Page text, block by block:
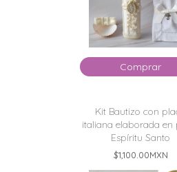
Comprar
Kit Bautizo con
italiana elaborada en
Espíritu Santo
$1,100.00MXN